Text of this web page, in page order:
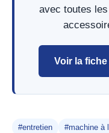
avec toutes
Voir la
#entretien #machine à